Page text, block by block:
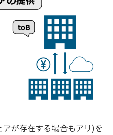
が存在する場合もアリ)を